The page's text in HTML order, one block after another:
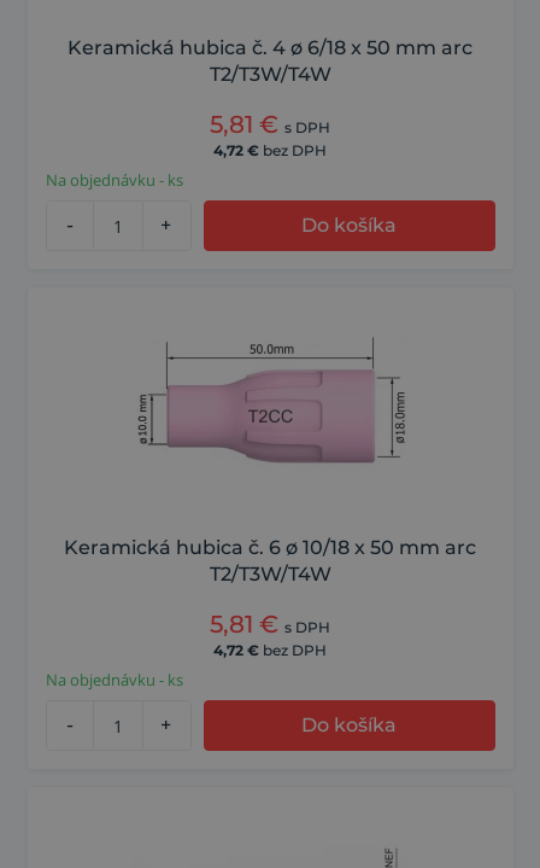
Keramická hubica č. 4 ø 6/18 x 50 mm arc
T2/T3W/T4W
5,81 € s DPH
4,72 € bez DPH
Na objednávku - ks
- + Do košíka
Keramická hubica č. 6 ø 10/18 x 50 mm arc
T2/T3W/T4W
5,81 € s DPH
4,72 € bez DPH
Na objednávku - ks
- + Do košíka